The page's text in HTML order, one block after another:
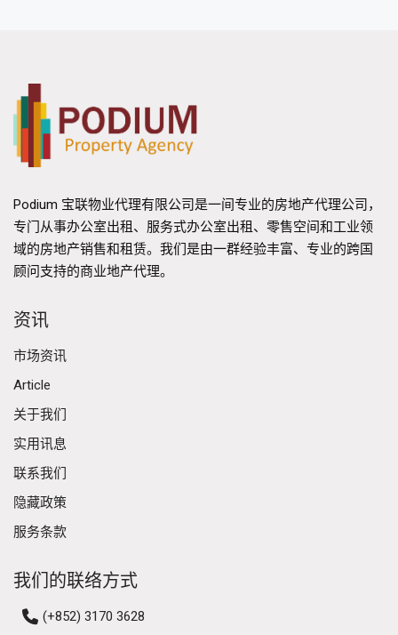
Podium 宝联物业代理有限公司是一间专业的房地产代理公司，
专门从事办公室出租、服务式办公室出租、零售空间和工业领
域的房地产销售和租赁。我们是由一群经验丰富、专业的跨国
顾问支持的商业地产代理。
资讯
市场资讯
Article
关于我们
实用讯息
联系我们
隐藏政策
服务条款
我们的联络方式
(+852) 3170 3628